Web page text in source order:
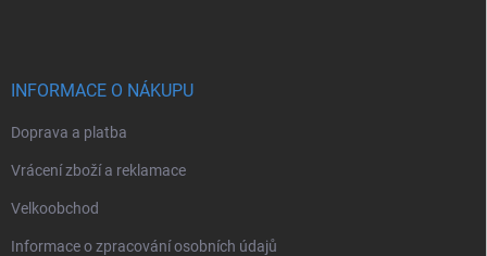
INFORMACE O NÁKUPU
Doprava a platba
Vrácení zboží a reklamace
Velkoobchod
Informace o zpracování osobních údajů